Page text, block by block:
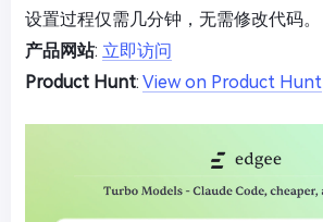
设置过程仅需几分钟，无需修改代码。
产品网站: 立即访问
Product Hunt: View on Product Hunt